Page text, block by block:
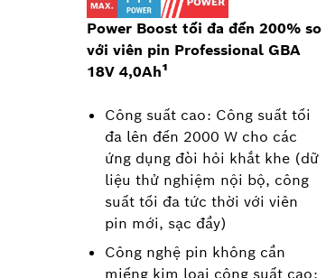
Power Boost tối đa đến 200% so
với viên pin Professional GBA
18V 4,0Ah¹
Công suất cao: Công suất tối
đa lên đến 2000 W cho các
ứng dụng đòi hỏi khắt khe (dữ
liệu thử nghiệm nội bộ, công
suất tối đa tức thời với viên
pin mới, sạc đầy)
Công nghệ pin không cần
miếng kim loại công suất cao: